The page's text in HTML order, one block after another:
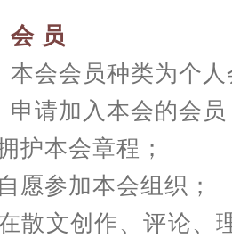
会 员
会会员种类为个人
请加入本会的会
护本会章程；
愿参加本会组织；
在散文创作、评论